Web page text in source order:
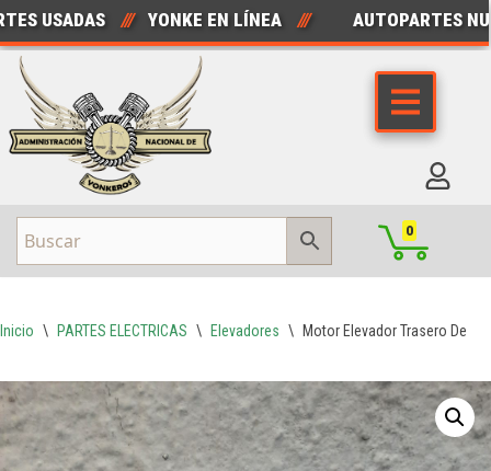
Saltar
al
contenido
USADAS /// YONKE EN LÍNEA /// AUTOPARTES
0
Inicio \ PARTES ELECTRICAS \ Elevadores \ Motor Elevador Trasero